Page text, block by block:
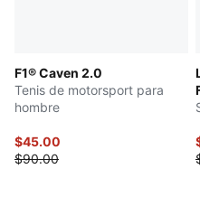
F1® Caven 2.0
Tenis de motorsport para
hombre
$45.00
$90.00